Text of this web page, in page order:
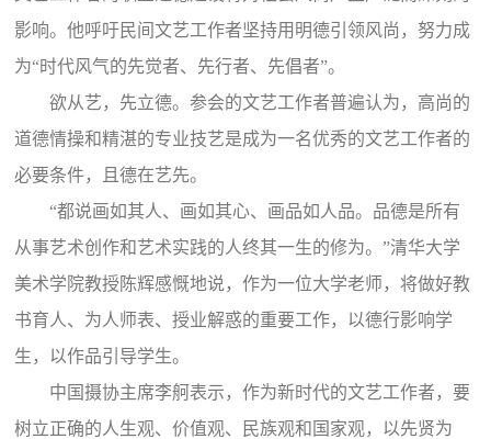
影响。他呼吁民间文艺工作者坚持用明德引领风尚，努力成
为“时代风气的先觉者、先行者、先倡者”。
欲从艺，先立德。参会的文艺工作者普遍认为，高尚的
道德情操和精湛的专业技艺是成为一名优秀的文艺工作者的
必要条件，且德在艺先。
“都说画如其人、画如其心、画品如人品。品德是所有
从事艺术创作和艺术实践的人终其一生的修为。”清华大学
美术学院教授陈辉感慨地说，作为一位大学老师，将做好教
书育人、为人师表、授业解惑的重要工作，以德行影响学
生，以作品引导学生。
中国摄协主席李舸表示，作为新时代的文艺工作者，要
树立正确的人生观、价值观、民族观和国家观，以先贤为